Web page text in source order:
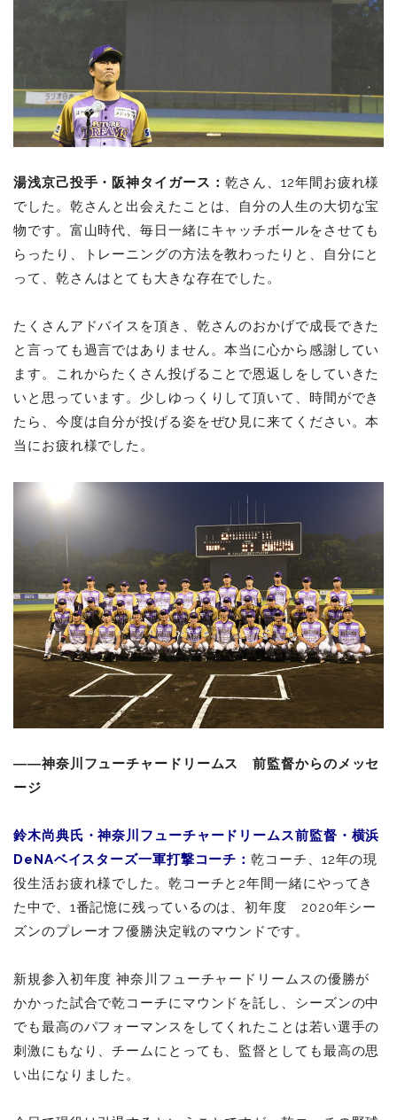
湯浅京己投手・阪神タイガース： 乾さん、12年間お疲れ様
でした。乾さんと出会えたことは、自分の人生の大切な宝
物です。富山時代、毎日一緒にキャッチボールをさせても
らったり、トレーニングの方法を教わったりと、自分にと
って、乾さんはとても大きな存在でした。
たくさんアドバイスを頂き、乾さんのおかげで成長できた
と言っても過言ではありません。本当に心から感謝してい
ます。これからたくさん投げることで恩返しをしていきた
いと思っています。少しゆっくりして頂いて、時間ができ
たら、今度は自分が投げる姿をぜひ見に来てください。本
当にお疲れ様でした。
――神奈川フューチャードリームス 前監督からのメッセ
ージ
鈴木尚典氏・神奈川フューチャードリームス前監督・横浜
DeNAベイスターズ一軍打撃コーチ：乾コーチ、12年の現
役生活お疲れ様でした。乾コーチと2年間一緒にやってき
た中で、1番記憶に残っているのは、初年度 2020年シー
ズンのプレーオフ優勝決定戦のマウンドです。
新規参入初年度 神奈川フューチャードリームスの優勝が
かかった試合で乾コーチにマウンドを託し、シーズンの中
でも最高のパフォーマンスをしてくれたことは若い選手の
刺激にもなり、チームにとっても、監督としても最高の思
い出になりました。